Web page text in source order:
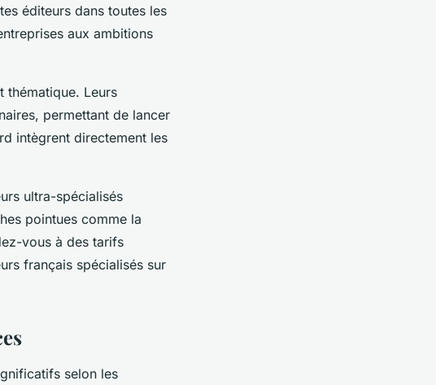
éditeurs dans toutes les
aux ambitions
thématique. Leurs
permettant de lancer
intègrent directement les
ultra-spécialisés
pointues comme la
vous à des tarifs
français spécialisés sur
selon les